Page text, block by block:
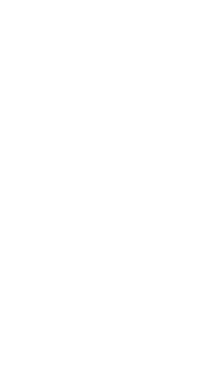
thương